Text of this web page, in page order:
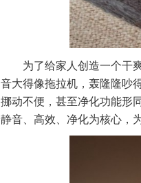
为了给家人创造一个干
音大得像拖拉机，轰隆隆吵
挪动不便，甚至净化功能形
静音、高效、净化为核心，